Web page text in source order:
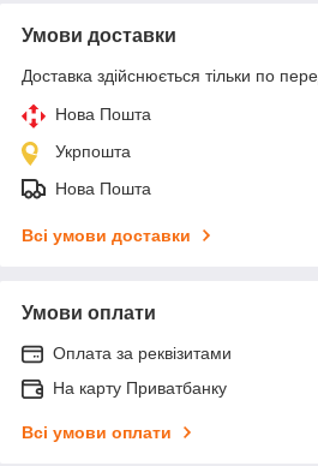
Умови доставки
Доставка здійснюється тільки по
Нова Пошта
Укрпошта
Нова Пошта
Всі умови доставки
Умови оплати
Оплата за реквізитами
На карту Приватбанку
Всі умови оплати